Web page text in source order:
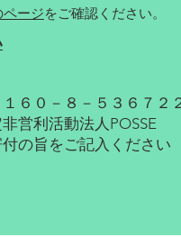
ページをご確認ください。
６０－８－５３６７２
営利活動法人POSSE
の旨をご記入ください